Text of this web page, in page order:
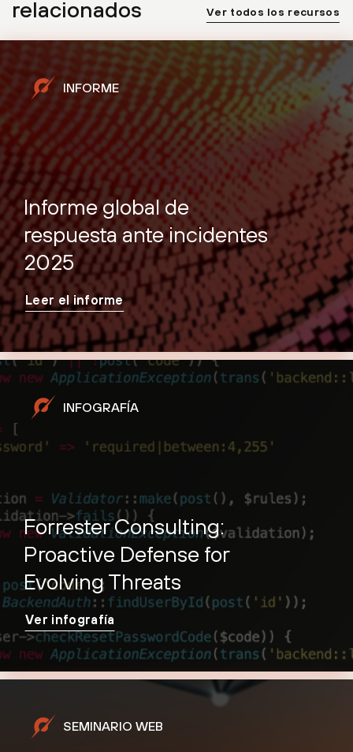
relacionados Ver todos los recursos
INFORME
Informe global de
respuesta ante incidentes
2025
Leer el informe
INFOGRAFÍA
Forrester Consulting:
Proactive Defense for
Evolving Threats
Ver infografía
SEMINARIO WEB